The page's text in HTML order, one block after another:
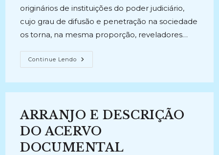
originários de instituições do poder judiciário,
cujo grau de difusão e penetração na sociedade
os torna, na mesma proporção, reveladores…
Continue Lendo O
JUÍZO
SÃO
De
Tipos
Documentais
(2006-
2010)
ARRANJO E DESCRIÇÃO
DO ACERVO
DOCUMENTAL